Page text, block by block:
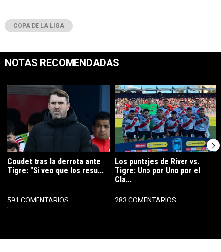
COPA DE LA LIGA
NOTAS RECOMENDADAS
Un artículo de tendencia con el título "Coudet tras la derrota ante
Coudet tras la derrota ante
Tigre: "Si veo que los resu...
591 COMENTARIOS
Un artículo de tendencia con el
Los puntajes de River vs.
Tigre: Uno por Uno por el
Cla...
283 COMENTARIOS